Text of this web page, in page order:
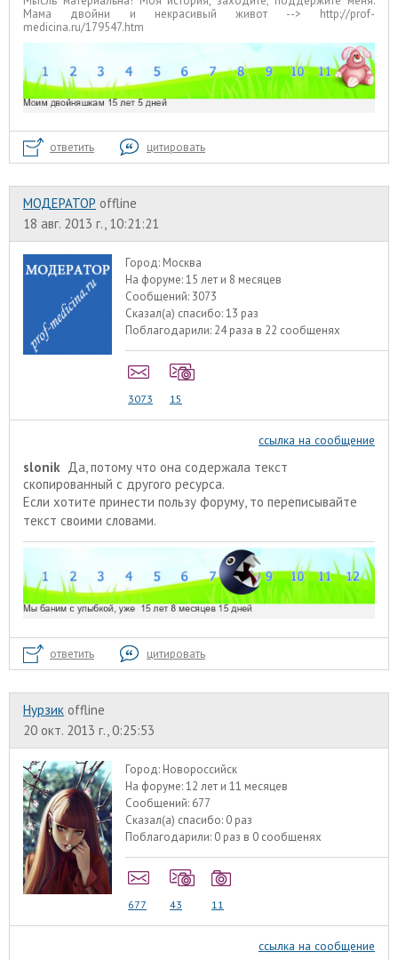
Мама двойни и некрасивый живот --> http://prof-
medicina.ru/179547.htm
ответить цитировать
МОДЕРАТОР offline
18 авг. 2013 г., 10:21:21
Город: Москва
На форуме:15 лет и 8 месяцев
Сообщений: 3073
Сказал(а) спасибо:13 раз
Поблагодарили: 24 раза в 22 сообщенях
3073 15
ссылка на сообщение
slonik Да, потому что она содержала текст
скопированный с другого ресурса.
Если хотите принести пользу форуму, то переписывайте
текст своими словами.
ответить цитировать
Нурзик offline
20 окт. 2013 г., 0:25:53
Город: Новороссийск
На форуме:12 лет и 11 месяцев
Сообщений: 677
Сказал(а) спасибо: 0 раз
Поблагодарили: 0 раз в 0 сообщенях
677 43 11
ссылка на сообщение